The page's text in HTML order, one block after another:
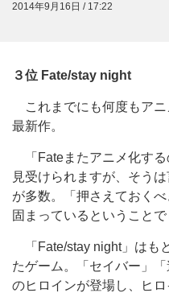
2014年9月16日 / 17:22
３位 Fate/stay night
これまでにも何度もアニ
最新作。
「Fateまたアニメ化する
見受けられますが、そう
が多数。「押さえておく
固まっているということで
「Fate/stay night」はも
たゲーム。「セイバー」
のヒロインが登場し、ヒ